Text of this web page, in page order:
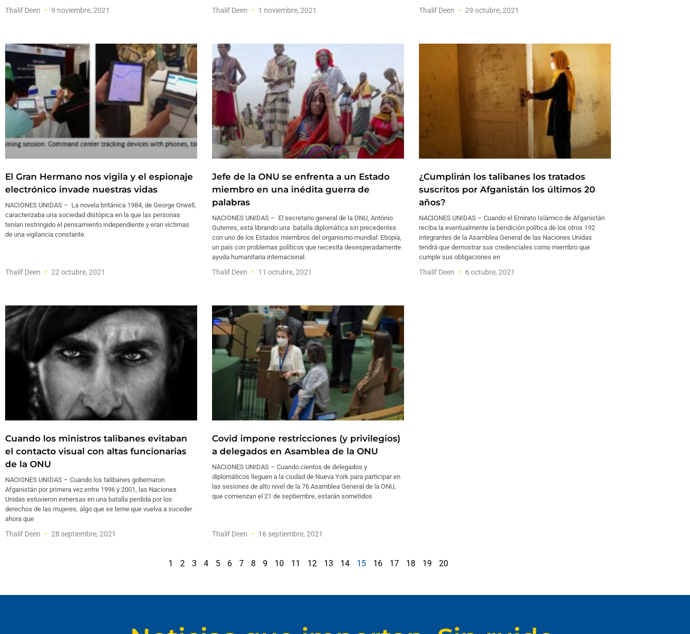
Thalif Deen 9 noviembre, 2021 Thalif Deen 1 noviembre, 2021 Thalif Deen 29 octubre, 2021
El Gran Hermano nos vigila y el espionaje
electrónico invade nuestras vidas
NACIONES UNIDAS – La novela británica 1984, de George Orwell,
caracterizaba una sociedad distópica en la que las personas
tenían restringido el pensamiento independiente y eran víctimas
de una vigilancia constante.
Thalif Deen 22 octubre, 2021
Jefe de la ONU se enfrenta a un Estado
miembro en una inédita guerra de
palabras
NACIONES UNIDAS – El secretario general de la ONU, António
Guterres, está librando una batalla diplomática sin precedentes
con uno de los Estados miembros del organismo mundial: Etiopía,
un país con problemas políticos que necesita desesperadamente
ayuda humanitaria internacional.
Thalif Deen 11 octubre, 2021
¿Cumplirán los talibanes los tratados
suscritos por Afganistán los últimos 20
años?
NACIONES UNIDAS – Cuando el Emirato Islámico de Afganistán
reciba la eventualmente la bendición política de los otros 192
integrantes de la Asamblea General de las Naciones Unidas
tendrá que demostrar sus credenciales como miembro que
cumple sus obligaciones en
Thalif Deen 6 octubre, 2021
Cuando los ministros talibanes evitaban
el contacto visual con altas funcionarias
de la ONU
NACIONES UNIDAS – Cuando los talibanes gobernaron
Afganistán por primera vez entre 1996 y 2001, las Naciones
Unidas estuvieron inmersas en una batalla perdida por los
derechos de las mujeres, algo que se teme que vuelva a suceder
ahora que
Thalif Deen 28 septiembre, 2021
Covid impone restricciones (y privilegios)
a delegados en Asamblea de la ONU
NACIONES UNIDAS – Cuando cientos de delegados y
diplomáticos lleguen a la ciudad de Nueva York para participar en
las sesiones de alto nivel de la 76 Asamblea General de la ONU,
que comienzan el 21 de septiembre, estarán sometidos
Thalif Deen 16 septiembre, 2021
1 2 3 4 5 6 7 8 9 10 11 12 13 14 15 16 17 18 19 20